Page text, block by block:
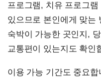
프로그램, 치유 프로그
있으므로 본인에게 맞는
숙박이 가능한 곳인지,
교통편이 있는지도 확인
이용 가능 기간도 중요합